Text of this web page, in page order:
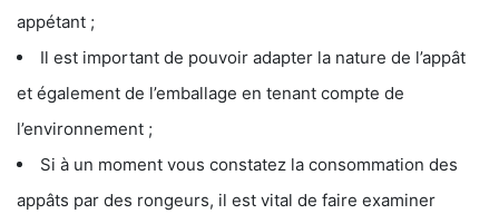
appétant ;
Il est important de pouvoir adapter la nature de l’appât
et également de l’emballage en tenant compte de
l’environnement ;
Si à un moment vous constatez la consommation des
appâts par des rongeurs, il est vital de faire examiner